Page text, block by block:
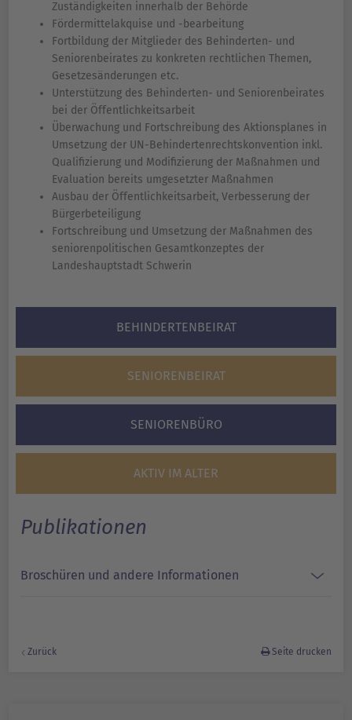
Zuständigkeiten innerhalb der Behörde
Fördermittelakquise und -bearbeitung
Fortbildung der Mitglieder des Behinderten- und
Seniorenbeirates zu konkreten rechtlichen Themen,
Gesetzesänderungen etc.
Unterstützung des Behinderten- und Seniorenbeirates
bei der Öffentlichkeitsarbeit
Überwachung und Fortschreibung des Aktionsplanes in
Umsetzung der UN-Behindertenrechtskonvention inkl.
Qualifizierung und Modifizierung der Maßnahmen und
Evaluation bereits umgesetzter Maßnahmen
Ausbau der Öffentlichkeitsarbeit, Verbesserung der
Bürgerbeteiligung
Fortschreibung und Umsetzung der Maßnahmen des
seniorenpolitischen Gesamtkonzeptes der
Landeshauptstadt Schwerin
BEHINDERTENBEIRAT
SENIORENBEIRAT
SENIORENBÜRO
AKTIV IM ALTER
Publikationen
Broschüren und andere Informationen
Zurück Seite drucken